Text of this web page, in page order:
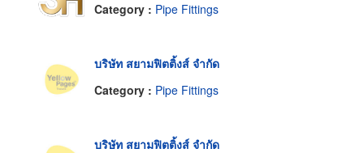
Category : Pipe Fittings
บริษัท สยามฟิตติ้งส์ จำกัด
Category : Pipe Fittings
บริษัท สยามฟิตติ้งส์ จำกัด